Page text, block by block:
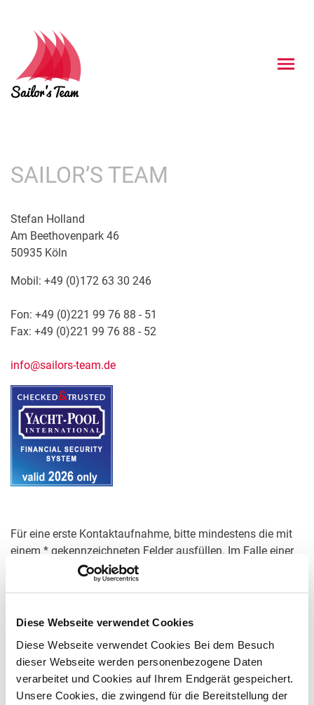
Diese Webseite verwendet Cookies
Diese Webseite verwendet Cookies Bei dem Besuch
dieser Webseite werden personenbezogene Daten
verarbeitet und Cookies auf Ihrem Endgerät gespeichert.
Unsere Cookies, die zwingend für die Bereitstellung der
SAILOR’S TEAM
Stefan Holland
Am Beethovenpark 46
50935 Köln
Mobil: +49 (0)172 63 30 246
Fon: +49 (0)221 99 76 88 - 51
Fax: +49 (0)221 99 76 88 - 52
info@sailors-team.de
Für eine erste Kontaktaufnahme, bitte mindestens die mit
einem * gekennzeichneten Felder ausfüllen. Im Falle einer
Buchungsanfrage, benötigen wir bitte alle Angaben.
Nachname *